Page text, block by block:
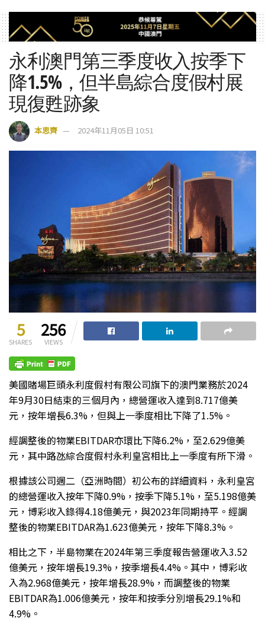
永利澳門第三季度收入按季下
降1.5%，但半島綜合度假村展
現復甦跡象
本思齊 2024年11月05日 10:51
5
SHARES
256
VIEWS
美國賭場巨頭永利度假村有限公司旗下的澳門業務於2024
年9月30日結束的三個月內，總營運收入達到8.717億美
元，按年增長6.3%，但與上一季度相比下降了1.5%。
經調整後的物業EBITDAR亦環比下降6.2%，至2.629億美
元，其中路氹綜合度假村永利皇宮相比上一季度有所下滑。
根據該公司週二（亞洲時間）初公布的詳細資料，永利皇宮
的總營運收入按年下降0.9%，按季下降5.1%，至5.198億美
元，博彩收入錄得4.18億美元，與2023年同期持平。經調
整後的物業EBITDAR為1.623億美元，按年下降8.3%。
相比之下，半島物業在2024年第三季度報告營運收入3.52
億美元，按年增長19.3%，按季增長4.4%。其中，博彩收
入為2.968億美元，按年增長28.9%，而調整後的物業
EBITDAR為1.006億美元，按年和按季分別增長29.1%和
4.9%。